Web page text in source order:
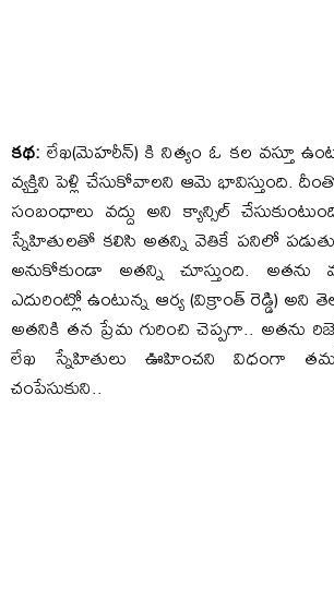
కథ: లేఖ(మెహరీన్) కి నిత్యం ఓ కల వస్తూ
వ్యక్తిని పెళ్లి చేసుకోవాలని ఆమె భావిస్తుంది.
సంబంధాలు వద్దు అని క్యాన్సిల్
స్నేహితులతో కలిసి అతన్ని వెతికే పనిలో
అనుకోకుండా అతన్ని చూస్తుంది.
ఎదురింట్లో ఉంటున్న ఆర్య (విక్రాంత్ రెడ్డి) అని
అతనికి తన ప్రేమ గురించి చెప్పగా.. అతను
లేఖ స్నేహితులు ఊహించని విధంగా
చంపేసుకుని..